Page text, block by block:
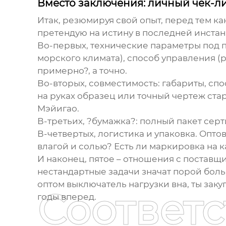
Вместо заключения: личный чек-
Итак, резюмируя свой опыт, перед тем
претендую на истину в последней
Во-первых, технические параметры
морского климата), способ управления
примерно?, а точно.
Во-вторых, совместимость: габариты,
на руках образец или точный чертеж
Мэйигао.
В-третьих, ?бумажка?: полный пакет
В-четвертых, логистика и упаковка.
влагой и солью? Есть ли маркировка на
И наконец, пятое – отношения с
нестандартные задачи значат порой
оптом выключатель нагрузки вна, ты
годы вперед.